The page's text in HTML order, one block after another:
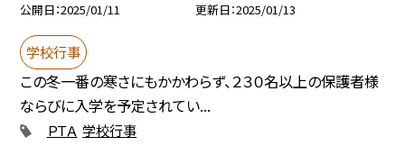
公開日 2025/01/11 更新日 2025/01/13
学校行事
この冬一番の寒さにもかかわらず、２３０名以上の保護者様
ならびに入学を予定されてい...
ＰＴＡ 学校行事